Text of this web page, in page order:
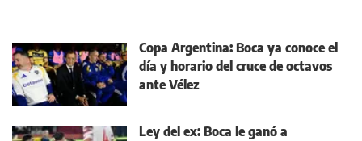
Copa Argentina: Boca ya conoce el
día y horario del cruce de octavos
ante Vélez
Ley del ex: Boca le ganó a